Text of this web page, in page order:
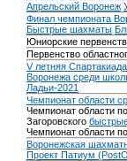
Апрельский Воронеж
Финал чемпионата
Быстрые шахматы
Юниорские
Первенство
V летняя
Воронежа среди
Ладьи-2021
Чемпионат области
Чемпионат области
Загоровского
Чемпионат области
Воронежская
Проект Патиум